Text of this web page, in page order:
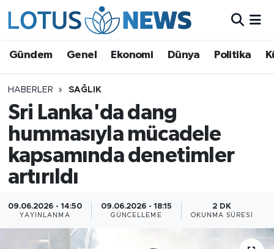
Gündem Genel Ekonomi Dünya Politika
HABERLER SAĞLIK
Sri Lanka'da dang
hummasıyla mücadele
kapsamında denetimler
artırıldı
09.06.2026 - 14:50
YAYINLANMA
09.06.2026 - 18:15
GÜNCELLEME
2 DK
OKUNMA SÜRESI
Ekonomi
Dünya
Politika
Kültür - Sanat ve Tarih
Yaşam
Bilim ve Teknoloji